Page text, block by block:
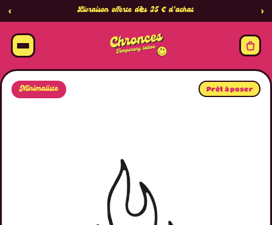
‹ Livraison offerte dès 35 € d’achat ›
Minimaliste Prêt à poser